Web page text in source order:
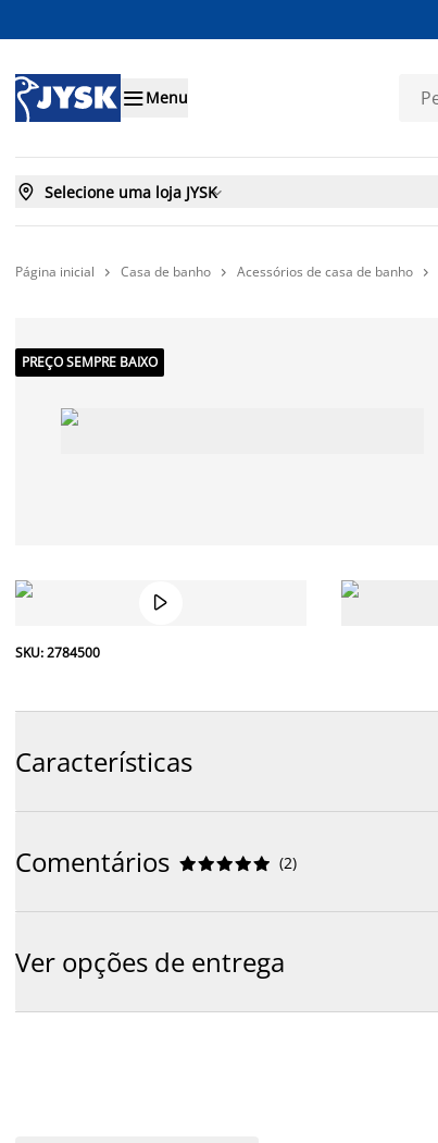
Menu
 Selecione uma loja JYSK
Página inicial  Casa de banho  Acessórios de casa de banho 
PREÇO SEMPRE BAIXO

SKU: 2784500
Características
Comentários 




 (2)
Ver opções de entrega